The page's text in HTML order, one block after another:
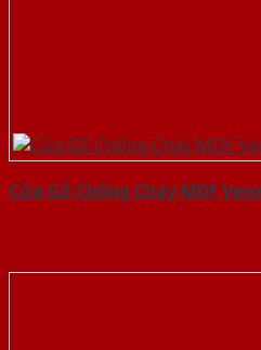
Cửa Gỗ Chống Cháy MDF